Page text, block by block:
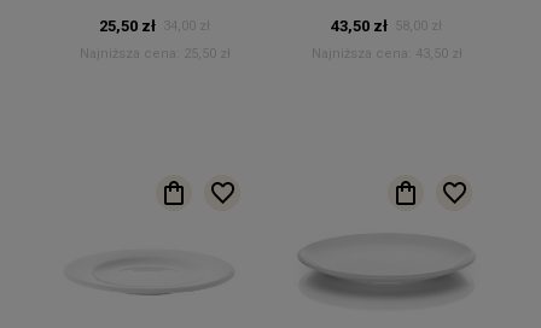
25,50 zł
34,00 zł
Najniższa cena:
25,50 zł
43,50 zł
58,00 zł
Najniższa cena:
43,50 zł